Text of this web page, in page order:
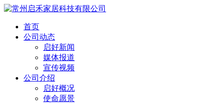
首页
公司动态
启好新闻
媒体报道
宣传视频
公司介绍
启好概况
使命愿景